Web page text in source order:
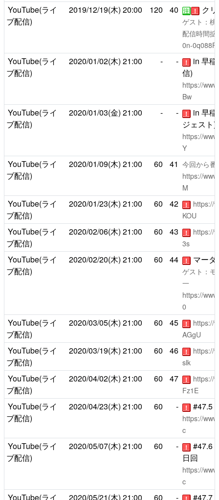
YouTube(ライ
ブ配信)
2019/12/19(木) 20:00 120 40 注 ！ ク
ゲスト：桃
配信時間
0n-
YouTube(ライ
ブ配信)
2020/01/02(木) 21:00 - - ！
in 早
信)
https://
Bw
YouTube(ライ
ブ配信)
2020/01/03(金) 21:00 - - ！
in 早
ジェスト)
https://
Y
YouTube(ライ
ブ配信)
2020/01/09(木) 21:00 60 41 今回から番
https://
M
YouTube(ライ
ブ配信)
2020/01/23(木) 21:00 60 42 ！
https://
KOU
YouTube(ライ
ブ配信)
2020/02/06(木) 21:00 60 43 ！
https://
3s
YouTube(ライ
ブ配信)
2020/02/20(木) 21:00 60 44 ！ マー
ゲスト：モ
一
https://
0
YouTube(ライ
ブ配信)
2020/03/05(木) 21:00 60 45 ！
https://
AGgU
YouTube(ライ
ブ配信)
2020/03/19(木) 21:00 60 46 ！
https://
slk
YouTube(ライ
ブ配信)
2020/04/02(木) 21:00 60 47 ！
https://
Fz1E
YouTube(ライ
ブ配信)
2020/04/23(木) 21:00 60 - ！ #47.5
https://
c
YouTube(ライ
ブ配信)
2020/05/07(木) 21:00 60 - ！
#47.6
日回
https://
c
YouTube(ライ 2020/05/21(木) 21:00 60 - #47.7